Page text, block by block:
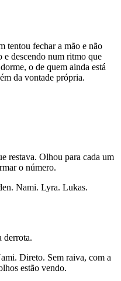
tentou fechar a mão e não
e descendo num ritmo que
o de quem ainda está
da vontade própria.
restava. Olhou para cada um
o número.
Nami. Lyra. Lukas.
derrota.
Direto. Sem raiva, com a
estão vendo.